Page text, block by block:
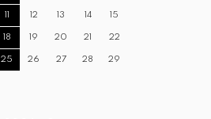
11 12 13 14 15
18 19 20 21 22
25 26 27 28 29